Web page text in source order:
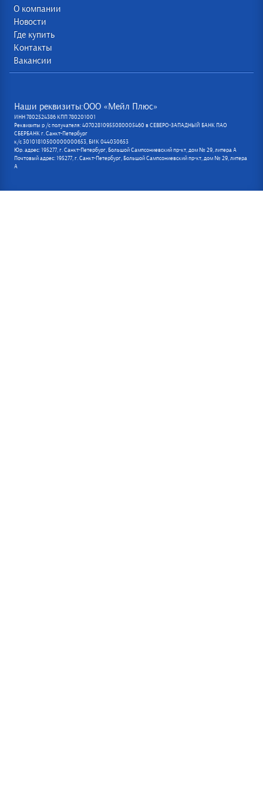
О компании
Новости
Где купить
Контакты
Вакансии
Наши реквизиты:ООО «Мейл Плюс»
ИНН 7802524386 КПП 780201001
Реквизиты р /с получателя: 40702810955080005460 в СЕВЕРО-ЗАПАДНЫЙ БАНК ПАО
СБЕРБАНК г. Санкт-Петербург
к/с 30101810500000000653, БИК 044030653
Юр. адрес: 195277, г. Санкт-Петербург, Большой Сампсониевский пр-кт, дом № 29, литера А
Почтовый адрес: 195277, г. Санкт-Петербург, Большой Сампсониевский пр-кт, дом № 29, литера
А